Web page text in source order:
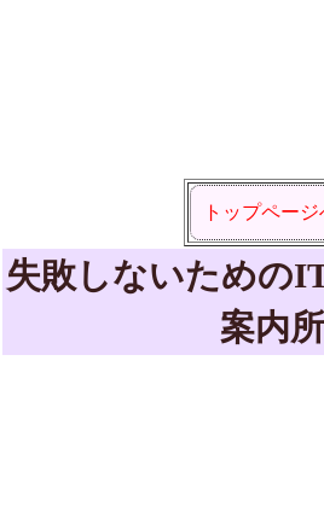
トップページ
失敗しないための
案内所